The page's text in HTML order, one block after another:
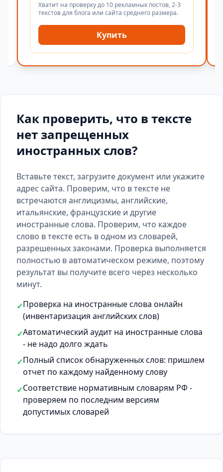
Хватит на проверку до 10 рекламных постов, 2-3
текстов для блога или сайта среднего размера.
Купить
Как проверить, что в тексте
нет запрещенных
иностранных слов?
Вставьте текст, загрузите документ или укажите
адрес сайта. Проверим, что в тексте не
встречаются англицизмы, английские,
итальянские, французские и другие
иностранные слова. Проверим, что каждое
слово в тексте есть в одном из словарей,
разрешенных законами. Проверка выполняется
полностью в автоматическом режиме, поэтому
результат вы получите всего через несколько
минут.
✓Проверка на иностранные слова онлайн
(инвентаризация английских слов)
✓Автоматический аудит на иностранные слова
- не надо долго ждать
✓Полный список обнаруженных слов: пришлем
отчет по каждому найденному слову
✓Соответствие нормативным словарям РФ -
проверяем по последним версиям
допустимых словарей